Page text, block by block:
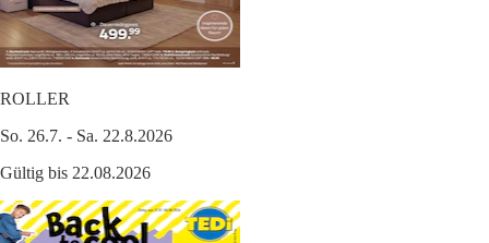
ROLLER
So. 26.7. - Sa. 22.8.2026
Gültig bis 22.08.2026